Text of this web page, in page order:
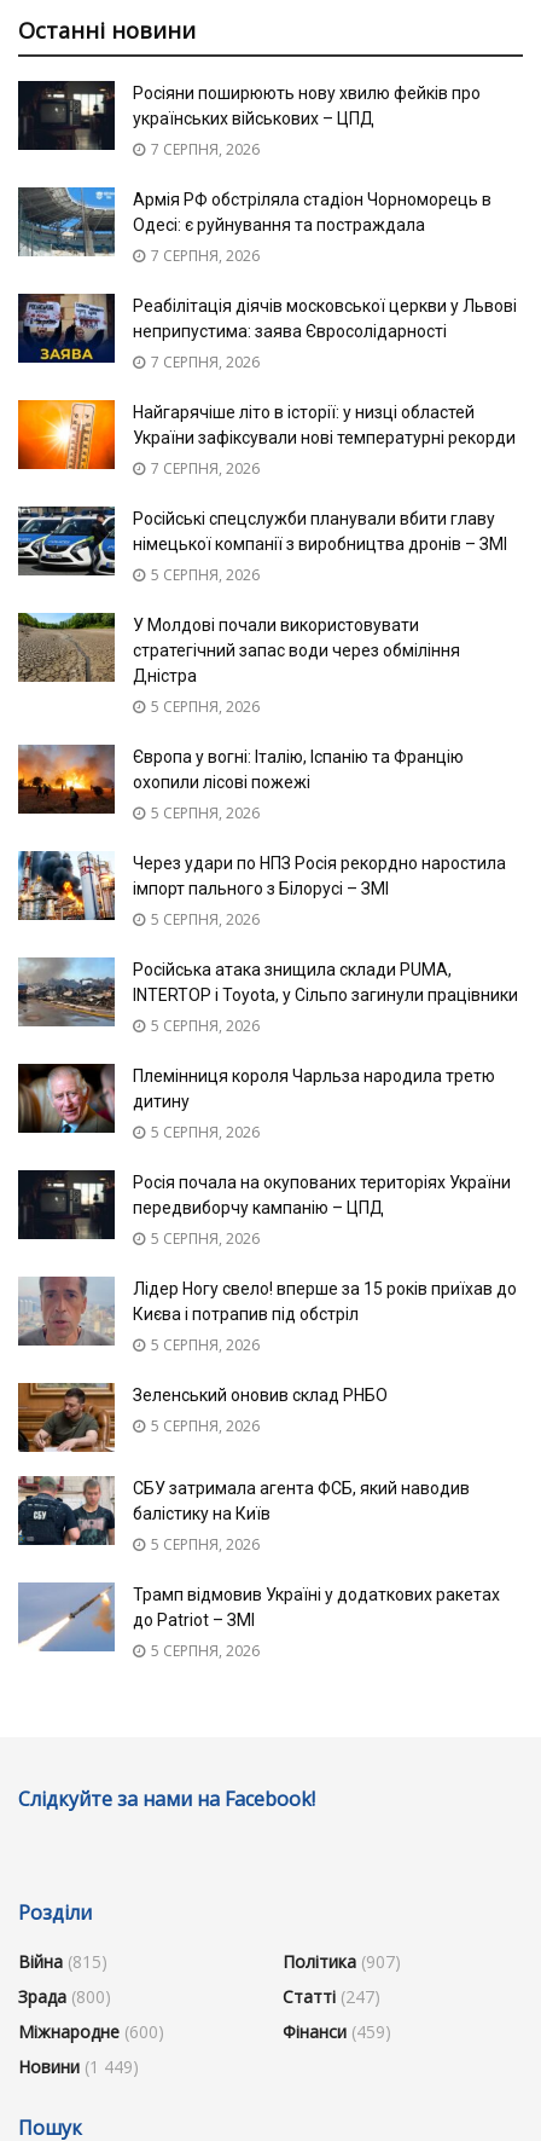
Останні новини
Росіяни поширюють нову хвилю фейків про
українських військових – ЦПД
7 СЕРПНЯ, 2026
Армія РФ обстріляла стадіон Чорноморець в
Одесі: є руйнування та постраждала
7 СЕРПНЯ, 2026
Реабілітація діячів московської церкви у Львові
неприпустима: заява Євросолідарності
7 СЕРПНЯ, 2026
Найгарячіше літо в історії: у низці областей
України зафіксували нові температурні рекорди
7 СЕРПНЯ, 2026
Російські спецслужби планували вбити главу
німецької компанії з виробництва дронів – ЗМІ
5 СЕРПНЯ, 2026
У Молдові почали використовувати
стратегічний запас води через обміління
Дністра
5 СЕРПНЯ, 2026
Європа у вогні: Італію, Іспанію та Францію
охопили лісові пожежі
5 СЕРПНЯ, 2026
Через удари по НПЗ Росія рекордно наростила
імпорт пального з Білорусі – ЗМІ
5 СЕРПНЯ, 2026
Російська атака знищила склади PUMA,
INTERTOP і Toyota, у Сільпо загинули працівники
5 СЕРПНЯ, 2026
Племінниця короля Чарльза народила третю
дитину
5 СЕРПНЯ, 2026
Росія почала на окупованих територіях України
передвиборчу кампанію – ЦПД
5 СЕРПНЯ, 2026
Лідер Ногу свело! вперше за 15 років приїхав до
Києва і потрапив під обстріл
5 СЕРПНЯ, 2026
Зеленський оновив склад РНБО
5 СЕРПНЯ, 2026
СБУ затримала агента ФСБ, який наводив
балістику на Київ
5 СЕРПНЯ, 2026
Трамп відмовив Україні у додаткових ракетах
до Patriot – ЗМІ
5 СЕРПНЯ, 2026
Слідкуйте за нами на Facebook!
Розділи
Війна (815)
Зрада (800)
Міжнародне (600)
Новини (1 449)
Політика (907)
Статті (247)
Фінанси (459)
Пошук